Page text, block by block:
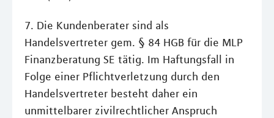
7. Die Kundenberater sind als
Handelsvertreter gem. § 84 HGB für die MLP
Finanzberatung SE tätig. Im Haftungsfall in
Folge einer Pflichtverletzung durch den
Handelsvertreter besteht daher ein
unmittelbarer zivilrechtlicher Anspruch